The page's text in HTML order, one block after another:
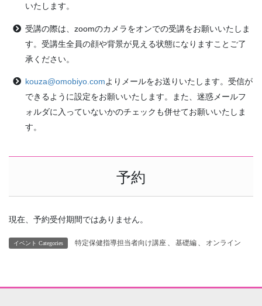
いたします。
受講の際は、zoomのカメラをオンでの受講をお願いいたしま
す。受講生全員の顔や背景が見える状態になりますことご了
承ください。
kouza@omobiyo.comよりメールをお送りいたします。受信が
できるように設定をお願いいたします。また、迷惑メールフ
ォルダに入っていないかのチェックも併せてお願いいたしま
す。
予約
現在、予約受付期間ではありません。
イベント Categories 特定保健指導担当者向け講座 、 基礎編 、 オンライン